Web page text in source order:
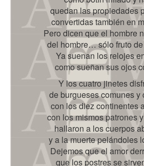
quedan las propiedades
convertidas también en
Pero dicen que el hombre
del hombre… sólo fruto
Ya suenan los relojes
como sueñan sus ojos
Y los cuatro jinetes
de burgueses comunes y
con los diez continentes
con los mismos patrones
hallaron a los cuerpos
y a la muerte pelándoles
Dejemos que el amor
que los postres se